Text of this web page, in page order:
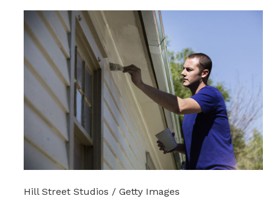
Hill Street Studios / Getty Images